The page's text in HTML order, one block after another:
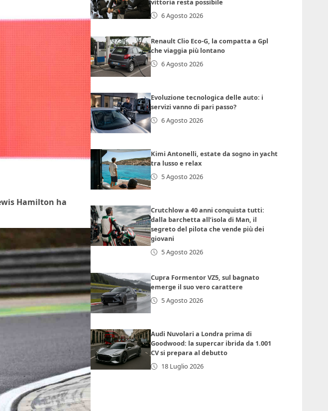
Hamilton ha
6 Agosto 2026
Renault Clio Eco-G, la compatta a Gpl
che viaggia più lontano
6 Agosto 2026
Evoluzione tecnologica delle auto: i
servizi vanno di pari passo?
6 Agosto 2026
Kimi Antonelli, estate da sogno in yacht
tra lusso e relax
5 Agosto 2026
Crutchlow a 40 anni conquista tutti:
dalla barchetta all’isola di Man, il
segreto del pilota che vende più dei
giovani
5 Agosto 2026
Cupra Formentor VZ5, sul bagnato
emerge il suo vero carattere
5 Agosto 2026
Audi Nuvolari a Londra prima di
Goodwood: la supercar ibrida da 1.001
CV si prepara al debutto
18 Luglio 2026